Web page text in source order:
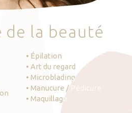
de la beauté
• Épilation
• Art du regard
• Microblading
• Manucure / Pédicure
• Maquillage